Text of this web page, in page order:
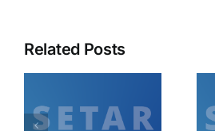
Related Posts
Diabierna 24 di juli: